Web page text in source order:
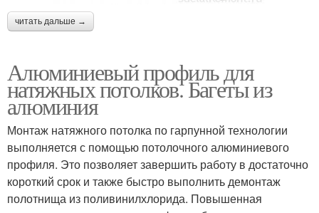
читать дальше →
Алюминиевый профиль для
натяжных потолков. Багеты из
алюминия
Монтаж натяжного потолка по гарпунной технологии
выполняется с помощью потолочного алюминиевого
профиля. Это позволяет завершить работу в достаточно
короткий срок и также быстро выполнить демонтаж
полотнища из поливинилхлорида. Повышенная